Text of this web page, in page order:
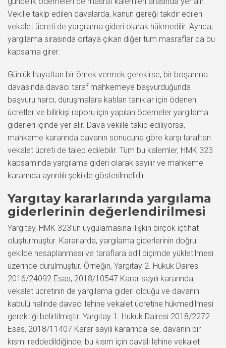
Vekille takip edilen davalarda, kanun gereği takdir edilen
vekalet ücreti de yargılama gideri olarak hükmedilir. Ayrıca,
yargılama sırasında ortaya çıkan diğer tüm masraflar da bu
kapsama girer.
Günlük hayattan bir örnek vermek gerekirse, bir boşanma
davasında davacı taraf mahkemeye başvurduğunda
başvuru harcı, duruşmalara katılan tanıklar için ödenen
ücretler ve bilirkişi raporu için yapılan ödemeler yargılama
giderleri içinde yer alır. Dava vekille takip ediliyorsa,
mahkeme kararında davanın sonucuna göre karşı taraftan
vekalet ücreti de talep edilebilir. Tüm bu kalemler, HMK 323
kapsamında yargılama gideri olarak sayılır ve mahkeme
kararında ayrıntılı şekilde gösterilmelidir.
Yargıtay kararlarında yargılama
giderlerinin değerlendirilmesi
Yargıtay, HMK 323’ün uygulamasına ilişkin birçok içtihat
oluşturmuştur. Kararlarda, yargılama giderlerinin doğru
şekilde hesaplanması ve taraflara adil biçimde yükletilmesi
üzerinde durulmuştur. Örneğin, Yargıtay 2. Hukuk Dairesi
2016/24092 Esas, 2018/10547 Karar sayılı kararında,
vekalet ücretinin de yargılama gideri olduğu ve davanın
kabulü halinde davacı lehine vekalet ücretine hükmedilmesi
gerektiği belirtilmiştir. Yargıtay 1. Hukuk Dairesi 2018/2272
Esas, 2018/11407 Karar sayılı kararında ise, davanın bir
kısmı reddedildiğinde, bu kısım için davalı lehine vekalet